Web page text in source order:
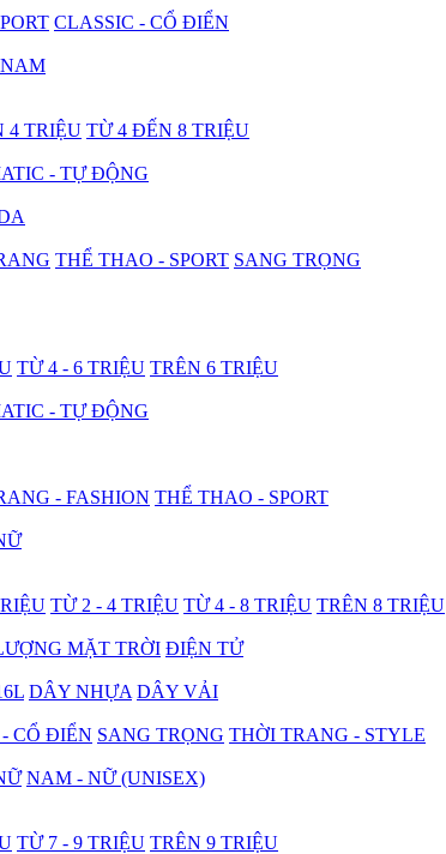
CLASSIC - CỔ ĐIỂN
4 TRIỆU TỪ 4 ĐẾN 8 TRIỆU
- TỰ ĐỘNG
THỂ THAO - SPORT SANG TRỌNG
TỪ 4 - 6 TRIỆU TRÊN 6 TRIỆU
- TỰ ĐỘNG
- FASHION THỂ THAO - SPORT
TỪ 2 - 4 TRIỆU TỪ 4 - 8 TRIỆU TRÊN 8 TRIỆU
MẶT TRỜI ĐIỆN TỬ
DÂY NHỰA DÂY VẢI
CỔ ĐIỂN SANG TRỌNG THỜI TRANG - STYLE
NAM - NỮ (UNISEX)
TỪ 7 - 9 TRIỆU TRÊN 9 TRIỆU